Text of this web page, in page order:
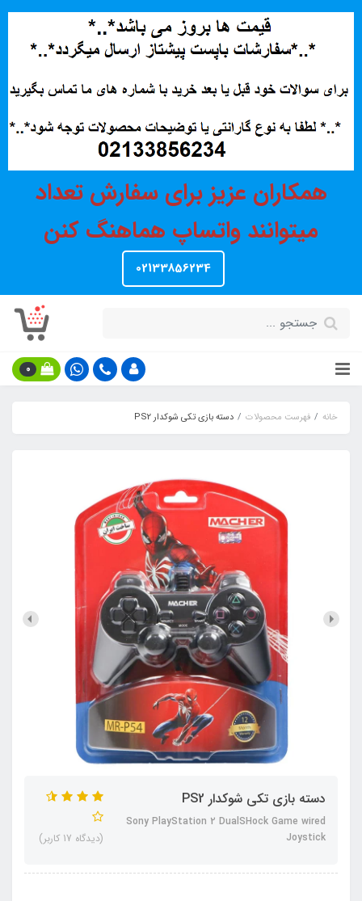
همکاران عزیز برای سفارش تعداد
میتوانند واتساپ هماهنگ کنن
02133856234
0
خانه فهرست محصولات دسته بازی تکی شوکدار PS2
دسته بازی تکی شوکدار PS2
Sony PlayStation 2 DualSHock Game wired
Joystick
(دیدگاه 17 کاربر)